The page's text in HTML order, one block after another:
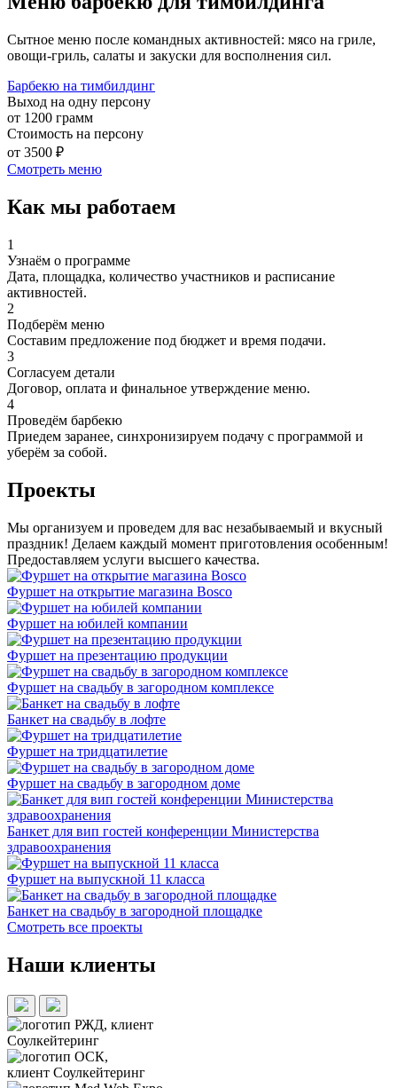
Сытное меню после командных активностей: мясо на гриле,
овощи-гриль, салаты и закуски для восполнения сил.
Барбекю на тимбилдинг
Выход на одну персону
от 1200 грамм
Стоимость на персону
от 3500 ₽
Смотреть меню
Как мы работаем
1
Узнаём о программе
Дата, площадка, количество участников и расписание
активностей.
2
Подберём меню
Составим предложение под бюджет и время подачи.
3
Согласуем детали
Договор, оплата и финальное утверждение меню.
4
Проведём барбекю
Приедем заранее, синхронизируем подачу с программой и
уберём за собой.
Проекты
Мы организуем и проведем для вас незабываемый и вкусный
праздник! Делаем каждый момент приготовления особенным!
Предоставляем услуги высшего качества.
Фуршет на открытие магазина Bosco
Фуршет на юбилей компании
Фуршет на презентацию продукции
Фуршет на свадьбу в загородном комплексе
Банкет на свадьбу в лофте
Фуршет на тридцатилетие
Фуршет на свадьбу в загородном доме
Банкет для вип гостей конференции Министерства
здравоохранения
Фуршет на выпускной 11 класса
Банкет на свадьбу в загородной площадке
Смотреть все проекты
Наши клиенты